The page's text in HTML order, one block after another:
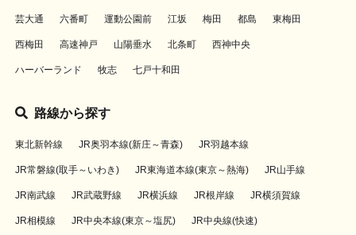
芸大通 六番町 運動公園前 江坂 梅田 都島 東梅田
西梅田 高速神戸 山陽垂水 北条町 西神中央
ハーバーランド 牧志 七戸十和田
路線から探す
東北新幹線 JR奥羽本線(新庄～青森) JR羽越本線
JR常磐線(取手～いわき) JR東海道本線(東京～熱海) JR山手線
JR南武線 JR武蔵野線 JR横浜線 JR根岸線 JR横須賀線
JR相模線 JR中央本線(東京～塩尻) JR中央線(快速)